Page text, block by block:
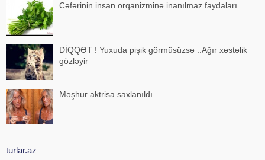
Cəfərinin insan orqanizminə inanılmaz faydaları
DİQQƏT ! Yuxuda pişik görmüsüzsə ..Ağır xəstəlik
gözləyir
Məşhur aktrisa saxlanıldı
turlar.az